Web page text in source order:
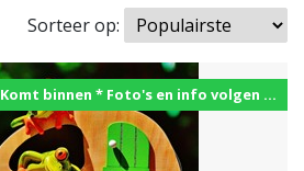
Sorteer op:
Komt binnen * Foto's en info volgen ...